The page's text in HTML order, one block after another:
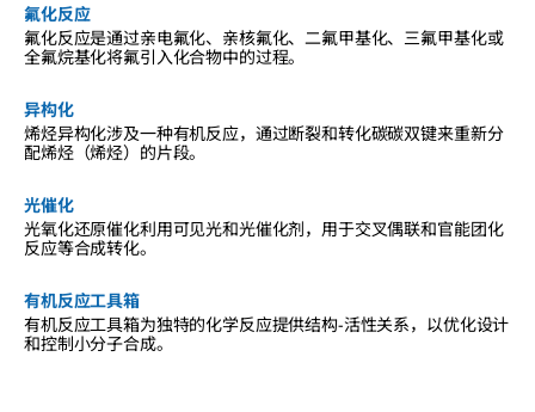
氟化反应
氟化反应是通过亲电氟化、亲核氟化、二氟甲基化、三氟甲基化或
全氟烷基化将氟引入化合物中的过程。
异构化
烯烃异构化涉及一种有机反应，通过断裂和转化碳碳双键来重新分
配烯烃（烯烃）的片段。
光催化
光氧化还原催化利用可见光和光催化剂，用于交叉偶联和官能团化
反应等合成转化。
有机反应工具箱
有机反应工具箱为独特的化学反应提供结构-活性关系，以优化设计
和控制小分子合成。